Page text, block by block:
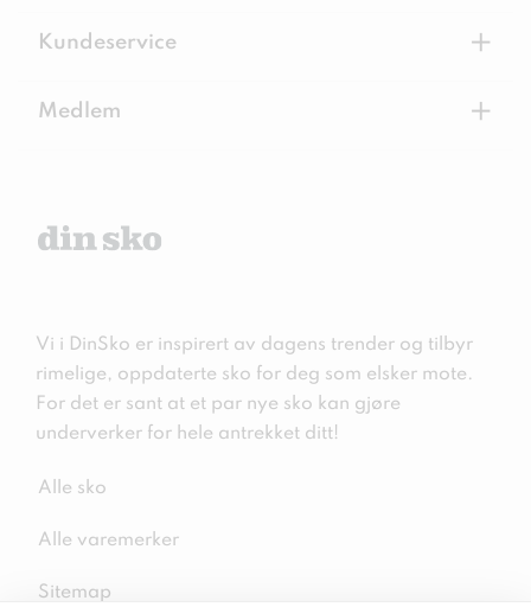
Kundeservice +
Medlem +
Vi i DinSko er inspirert av dagens trender og tilbyr
rimelige, oppdaterte sko for deg som elsker mote.
For det er sant at et par nye sko kan gjøre
underverker for hele antrekket ditt!
Alle sko
Alle varemerker
Sitemap